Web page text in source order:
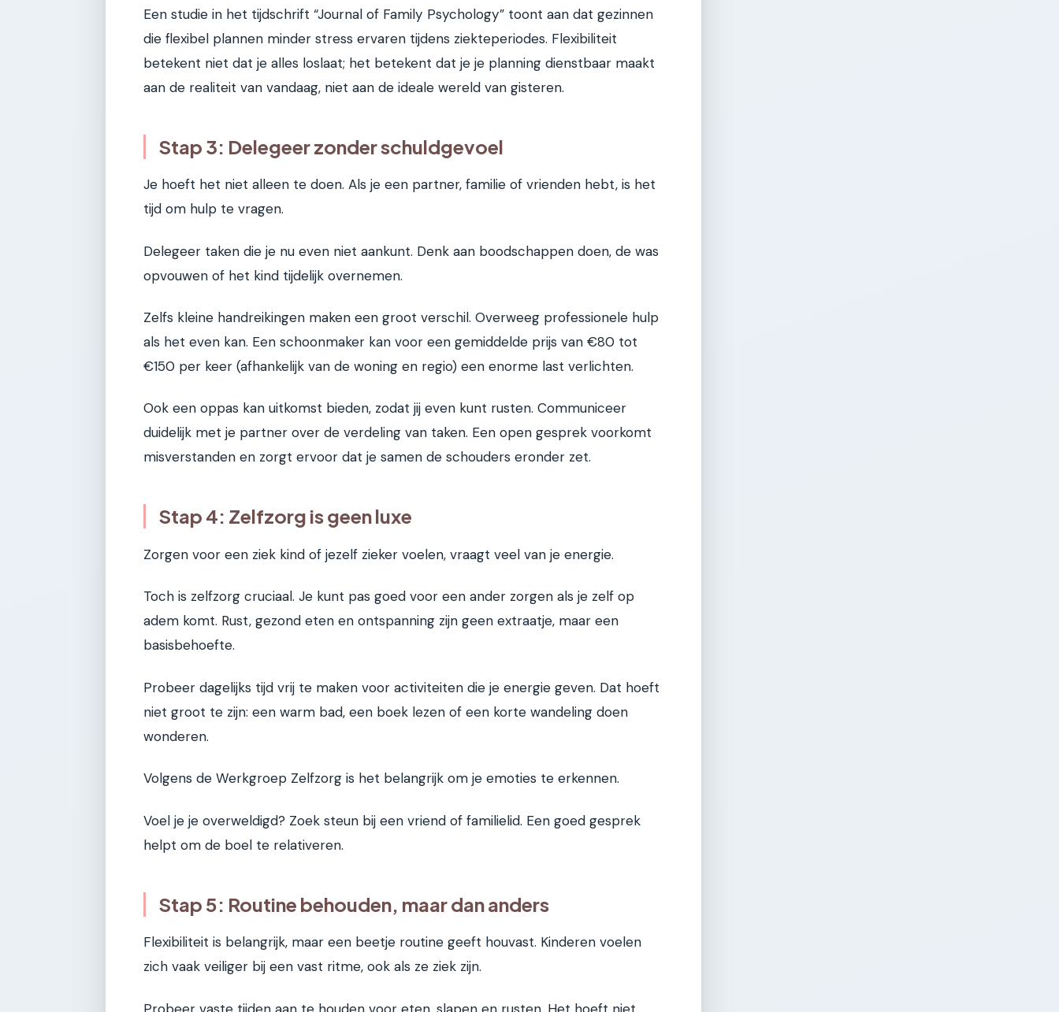
Een studie in het tijdschrift “Journal of Family Psychology” toont aan dat gezinnen
die flexibel plannen minder stress ervaren tijdens ziekteperiodes. Flexibiliteit
betekent niet dat je alles loslaat; het betekent dat je je planning dienstbaar maakt
aan de realiteit van vandaag, niet aan de ideale wereld van gisteren.
Stap 3: Delegeer zonder schuldgevoel
Je hoeft het niet alleen te doen. Als je een partner, familie of vrienden hebt, is het
tijd om hulp te vragen.
Delegeer taken die je nu even niet aankunt. Denk aan boodschappen doen, de was
opvouwen of het kind tijdelijk overnemen.
Zelfs kleine handreikingen maken een groot verschil. Overweeg professionele hulp
als het even kan. Een schoonmaker kan voor een gemiddelde prijs van €80 tot
€150 per keer (afhankelijk van de woning en regio) een enorme last verlichten.
Ook een oppas kan uitkomst bieden, zodat jij even kunt rusten. Communiceer
duidelijk met je partner over de verdeling van taken. Een open gesprek voorkomt
misverstanden en zorgt ervoor dat je samen de schouders eronder zet.
Stap 4: Zelfzorg is geen luxe
Zorgen voor een ziek kind of jezelf zieker voelen, vraagt veel van je energie.
Toch is zelfzorg cruciaal. Je kunt pas goed voor een ander zorgen als je zelf op
adem komt. Rust, gezond eten en ontspanning zijn geen extraatje, maar een
basisbehoefte.
Probeer dagelijks tijd vrij te maken voor activiteiten die je energie geven. Dat hoeft
niet groot te zijn: een warm bad, een boek lezen of een korte wandeling doen
wonderen.
Volgens de Werkgroep Zelfzorg is het belangrijk om je emoties te erkennen.
Voel je je overweldigd? Zoek steun bij een vriend of familielid. Een goed gesprek
helpt om de boel te relativeren.
Stap 5: Routine behouden, maar dan anders
Flexibiliteit is belangrijk, maar een beetje routine geeft houvast. Kinderen voelen
zich vaak veiliger bij een vast ritme, ook als ze ziek zijn.
Probeer vaste tijden aan te houden voor eten, slapen en rusten. Het hoeft niet